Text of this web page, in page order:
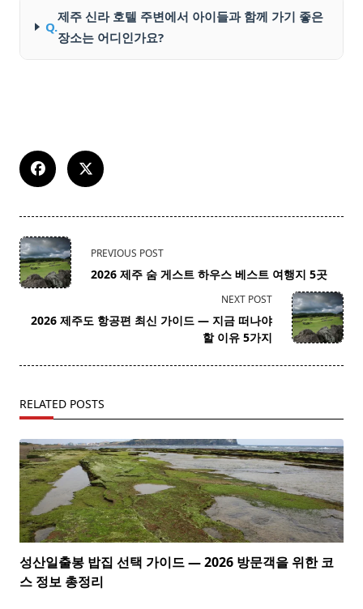
Q.
제주 신라 호텔 주변에서 아이들과 함께 가기 좋은
장소는 어디인가요?
<span
class="nav-
subtitle
reader-
PREVIOUS POST
2026 제주 숨 게스트 하우스 베스트 여행지 5곳
NEXT POST
2026 제주도 항공편 최신 가이드 — 지금 떠나야
할 이유 5가지
RELATED POSTS
성산일출봉 밥집 선택 가이드 — 2026 방문객을 위한 코
스 정보 총정리